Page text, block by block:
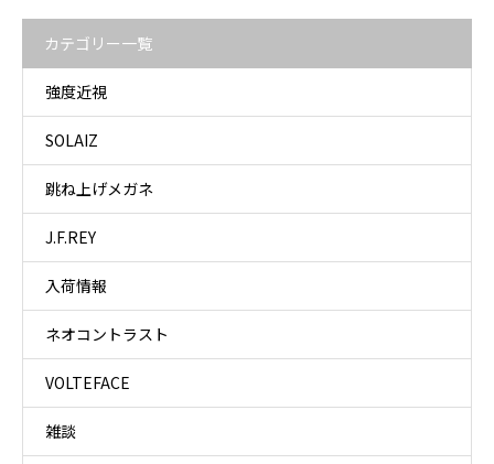
カテゴリー一覧
強度近視
SOLAIZ
跳ね上げメガネ
J.F.REY
入荷情報
ネオコントラスト
VOLTEFACE
雑談